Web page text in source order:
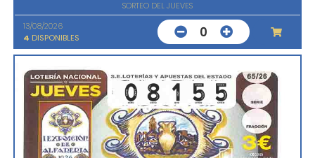
SORTEO DEL JUEVES
13/08/2026
4 DISPONIBLES 0